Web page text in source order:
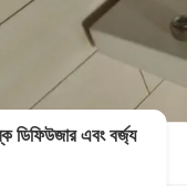
ডিফিউজার এবং বর্জ্য